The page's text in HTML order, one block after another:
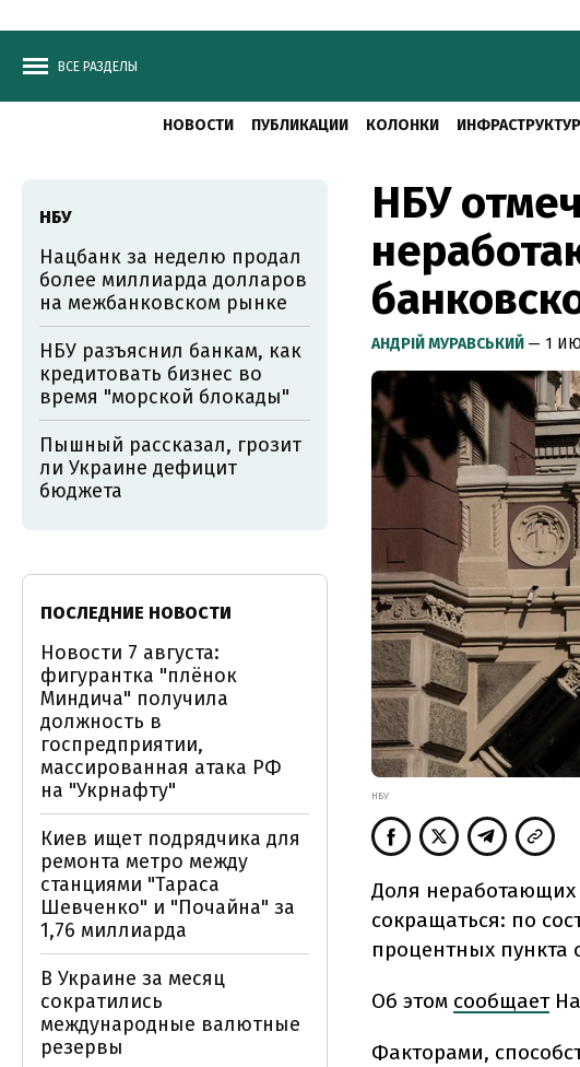
ВСЕ РАЗДЕЛЫ
НОВОСТИ ПУБЛИКАЦИИ КОЛОНКИ
НБУ
АНДРІЙ МУРАВСЬКИЙ — 1
НБУ
Доля неработающих
сокращаться: по
процентных пункта
Об этом сообщает
Факторами,
НБУ
Нацбанк за неделю продал
более миллиарда долларов
на межбанковском рынке
НБУ разъяснил банкам, как
кредитовать бизнес во
время "морской блокады"
Пышный рассказал, грозит
ли Украине дефицит
бюджета
ПОСЛЕДНИЕ НОВОСТИ
Новости 7 августа:
фигурантка "плёнок
Миндича" получила
должность в
госпредприятии,
массированная атака РФ
на "Укрнафту"
Киев ищет подрядчика для
ремонта метро между
станциями "Тараса
Шевченко" и "Почайна" за
1,76 миллиарда
В Украине за месяц
сократились
международные валютные
резервы